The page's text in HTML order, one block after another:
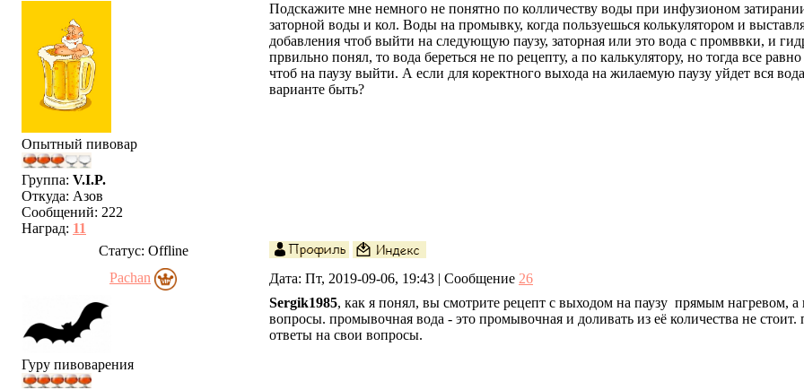
Опытный пивовар
Группа: V.I.P.
Откуда: Азов
Сообщений: 222
Наград: 11
Подскажите мне немного не понятно по колличеству воды при инфузионом
заторной воды и кол. Воды на промывку, когда пользуешься колькулятором и
добавления чтоб выйти на следующую паузу, заторная или это вода с промввки, и
првильно понял, то вода береться не по рецепту, а по калькулятору, но тогда все
чтоб на паузу выйти. А если для коректного выхода на жилаемую паузу уйдет вся
варианте быть?
Статус: Offline
Pachan
Дата: Пт, 2019-09-06, 19:43 | Сообщение 26
Гуру пивоварения
Sergik1985, как я понял, вы смотрите рецепт с выходом на паузу прямым нагревом,
вопросы. промывочная вода - это промывочная и доливать из её количества не стоит.
ответы на свои вопросы.